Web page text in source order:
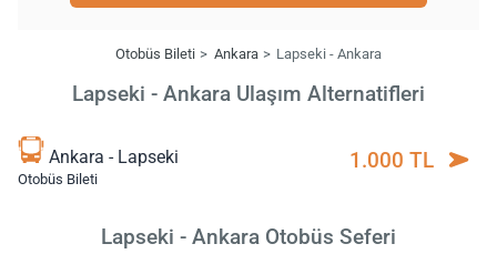
Otobüs Bileti Ankara Lapseki - Ankara
Lapseki - Ankara Ulaşım Alternatifleri
Ankara - Lapseki
Otobüs Bileti
1.000 TL
Lapseki - Ankara Otobüs Seferi